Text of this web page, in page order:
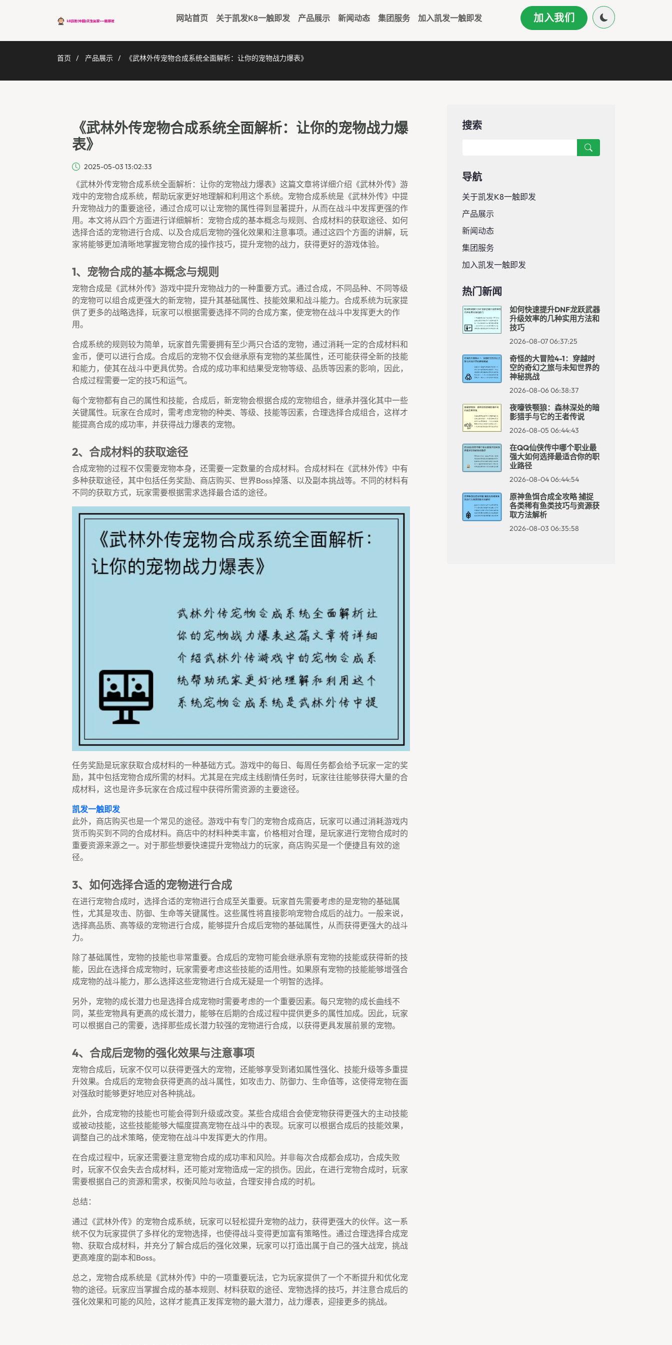
网站首页 关于凯发k8一触即发 产品展示 新闻动态 集团服务 加入凯发一触即发 加入我们
首页 产品展示 《武林外传宠物合成系统全面解析：让你的宠物战力爆表》
《武林外传宠物合成系统全面解析：让你的宠物战力爆
表》
2025-05-03 13:02:33
《武林外传宠物合成系统全面解析：让你的宠物战力爆表》这篇文章将详细介绍《武林外传》游
戏中的宠物合成系统，帮助玩家更好地理解和利用这个系统。宠物合成系统是《武林外传》中提
升宠物战力的重要途径，通过合成可以让宠物的属性得到显著提升，从而在战斗中发挥更强的作
用。本文将从四个方面进行详细解析：宠物合成的基本概念与规则、合成材料的获取途径、如何
选择合适的宠物进行合成、以及合成后宠物的强化效果和注意事项。通过这四个方面的讲解，玩
家将能够更加清晰地掌握宠物合成的操作技巧，提升宠物的战力，获得更好的游戏体验。
1、宠物合成的基本概念与规则
宠物合成是《武林外传》游戏中提升宠物战力的一种重要方式。通过合成，不同品种、不同等级
的宠物可以组合成更强大的新宠物，提升其基础属性、技能效果和战斗能力。合成系统为玩家提
供了更多的战略选择，玩家可以根据需要选择不同的合成方案，使宠物在战斗中发挥更大的作
用。
合成系统的规则较为简单，玩家首先需要拥有至少两只合适的宠物，通过消耗一定的合成材料和
金币，便可以进行合成。合成后的宠物不仅会继承原有宠物的某些属性，还可能获得全新的技能
和能力，使其在战斗中更具优势。合成的成功率和结果受宠物等级、品质等因素的影响，因此，
合成过程需要一定的技巧和运气。
每个宠物都有自己的属性和技能，合成后，新宠物会根据合成的宠物组合，继承并强化其中一些
关键属性。玩家在合成时，需考虑宠物的种类、等级、技能等因素，合理选择合成组合，这样才
能提高合成的成功率，并获得战力爆表的宠物。
2、合成材料的获取途径
合成宠物的过程不仅需要宠物本身，还需要一定数量的合成材料。合成材料在《武林外传》中有
多种获取途径，其中包括任务奖励、商店购买、世界boss掉落、以及副本挑战等。不同的材料有
不同的获取方式，玩家需要根据需求选择最合适的途径。
任务奖励是玩家获取合成材料的一种基础方式。游戏中的每日、每周任务都会给予玩家一定的奖
励，其中包括宠物合成所需的材料。尤其是在完成主线剧情任务时，玩家往往能够获得大量的合
成材料，这也是许多玩家在合成过程中获得所需资源的主要途径。
凯发一触即发
此外，商店购买也是一个常见的途径。游戏中有专门的宠物合成商店，玩家可以通过消耗游戏内
货币购买到不同的合成材料。商店中的材料种类丰富，价格相对合理，是玩家进行宠物合成时的
重要资源来源之一。对于那些想要快速提升宠物战力的玩家，商店购买是一个便捷且有效的途
径。
3、如何选择合适的宠物进行合成
在进行宠物合成时，选择合适的宠物进行合成至关重要。玩家首先需要考虑的是宠物的基础属
性，尤其是攻击、防御、生命等关键属性。这些属性将直接影响宠物合成后的战力。一般来说，
选择高品质、高等级的宠物进行合成，能够提升合成后宠物的基础属性，从而获得更强大的战斗
力。
除了基础属性，宠物的技能也非常重要。合成后的宠物可能会继承原有宠物的技能或获得新的技
能，因此在选择合成宠物时，玩家需要考虑这些技能的适用性。如果原有宠物的技能能够增强合
成宠物的战斗能力，那么选择这些宠物进行合成无疑是一个明智的选择。
另外，宠物的成长潜力也是选择合成宠物时需要考虑的一个重要因素。每只宠物的成长曲线不
同，某些宠物具有更高的成长潜力，能够在后期的合成过程中提供更多的属性加成。因此，玩家
可以根据自己的需要，选择那些成长潜力较强的宠物进行合成，以获得更具发展前景的宠物。
4、合成后宠物的强化效果与注意事项
宠物合成后，玩家不仅可以获得更强大的宠物，还能够享受到诸如属性强化、技能升级等多重提
升效果。合成后的宠物会获得更高的战斗属性，如攻击力、防御力、生命值等，这使得宠物在面
对强敌时能够更好地应对各种挑战。
此外，合成宠物的技能也可能会得到升级或改变。某些合成组合会使宠物获得更强大的主动技能
或被动技能，这些技能能够大幅度提高宠物在战斗中的表现。玩家可以根据合成后的技能效果，
调整自己的战术策略，使宠物在战斗中发挥更大的作用。
在合成过程中，玩家还需要注意宠物合成的成功率和风险。并非每次合成都会成功，合成失败
时，玩家不仅会失去合成材料，还可能对宠物造成一定的损伤。因此，在进行宠物合成时，玩家
需要根据自己的资源和需求，权衡风险与收益，合理安排合成的时机。
总结：
通过《武林外传》的宠物合成系统，玩家可以轻松提升宠物的战力，获得更强大的伙伴。这一系
统不仅为玩家提供了多样化的宠物选择，也使得战斗变得更加富有策略性。通过合理选择合成宠
物、获取合成材料，并充分了解合成后的强化效果，玩家可以打造出属于自己的强大战宠，挑战
更高难度的副本和boss。
总之，宠物合成系统是《武林外传》中的一项重要玩法，它为玩家提供了一个不断提升和优化宠
物的途径。玩家应当掌握合成的基本规则、材料获取的途径、宠物选择的技巧，并注意合成后的
强化效果和可能的风险，这样才能真正发挥宠物的最大潜力，战力爆表，迎接更多的挑战。
搜索
导航
关于凯发k8一触即发
产品展示
新闻动态
集团服务
加入凯发一触即发
热门新闻
如何快速提升DNF龙跃武器
升级效率的几种实用方法和
技巧
2026-08-07 06:37:25
奇怪的大冒险4-1：穿越时
空的奇幻之旅与未知世界的
神秘挑战
2026-08-06 06:38:37
夜嚎铁颚狼：森林深处的暗
影猎手与它的王者传说
2026-08-05 06:44:43
在QQ仙侠传中哪个职业最
强大如何选择最适合你的职
业路径
2026-08-04 06:44:54
原神鱼饵合成全攻略 捕捉
各类稀有鱼类技巧与资源获
取方法解析
2026-08-03 06:35:58